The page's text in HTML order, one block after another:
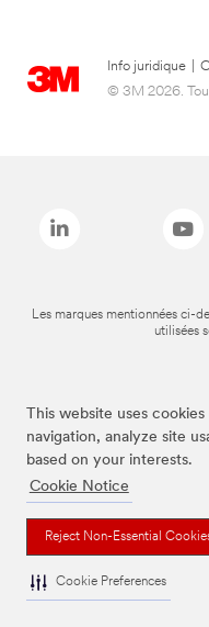
This website uses
navigation, analyze site
based on your interests.
Cookie Notice
Reject Non-Essential
Cookie Preferences
Info juridique
© 3M 2026.
Les marques mentionnées ci-
utilisées